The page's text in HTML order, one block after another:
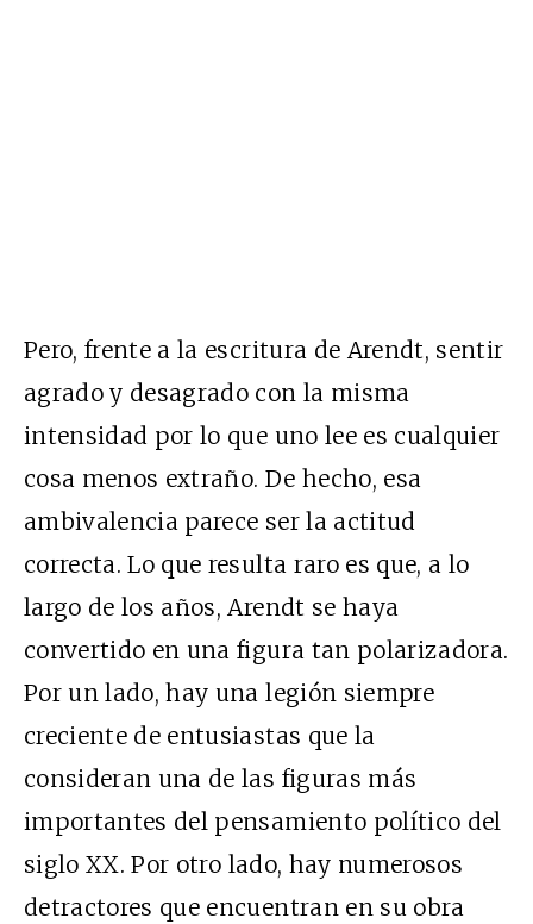
Pero, frente a la escritura de Arendt, sentir
agrado y desagrado con la misma
intensidad por lo que uno lee es cualquier
cosa menos extraño. De hecho, esa
ambivalencia parece ser la actitud
correcta. Lo que resulta raro es que, a lo
largo de los años, Arendt se haya
convertido en una figura tan polarizadora.
Por un lado, hay una legión siempre
creciente de entusiastas que la
consideran una de las figuras más
importantes del pensamiento político del
sigloXX. Por otro lado, hay numerosos
detractores que encuentran en su obra